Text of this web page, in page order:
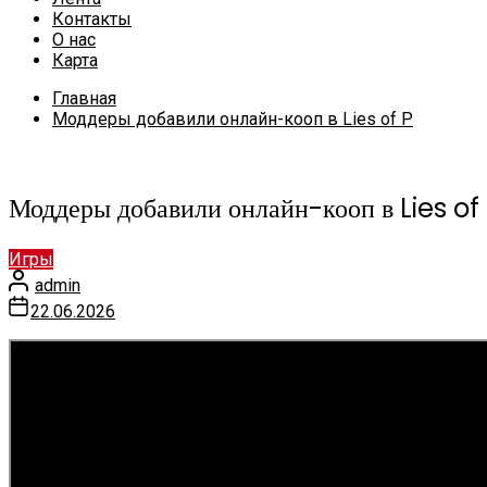
Контакты
О нас
Карта
Главная
Моддеры добавили онлайн-кооп в Lies of P
Моддеры добавили онлайн-кооп в Lies of
Игры
admin
22.06.2026